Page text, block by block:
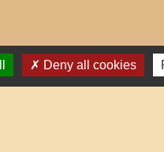
Deny all cookies